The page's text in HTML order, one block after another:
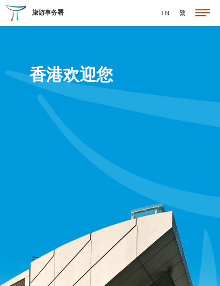
跳至主要内容
旅游事务署 EN 繁
香港欢迎您